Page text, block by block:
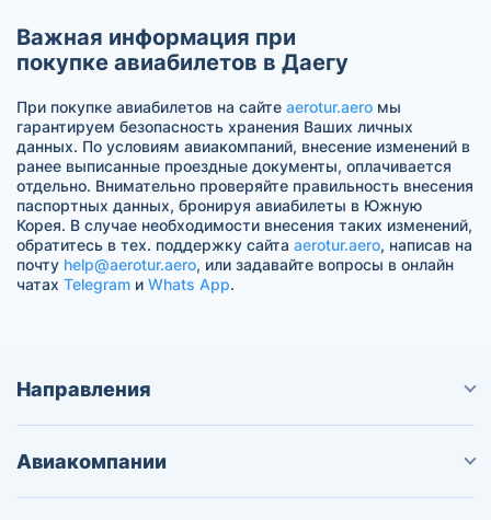
Важная информация при
покупке авиабилетов в Даегу
При покупке авиабилетов на сайте aerotur.aero мы
гарантируем безопасность хранения Ваших личных
данных. По условиям авиакомпаний, внесение изменений в
ранее выписанные проездные документы, оплачивается
отдельно. Внимательно проверяйте правильность внесения
паспортных данных, бронируя авиабилеты в Южную
Корея. В случае необходимости внесения таких изменений,
обратитесь в тех. поддержку сайта aerotur.aero, написав на
почту help@aerotur.aero, или задавайте вопросы в онлайн
чатах Telegram и Whats App.
Направления
Авиакомпании